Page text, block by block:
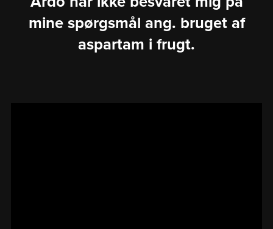
mine spørgsmål ang. bruget af
aspartam i frugt.